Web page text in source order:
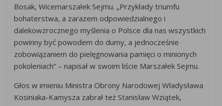
Bosak, Wicemarszałek Sejmu. „Przykłady triumfu
bohaterstwa, a zarazem odpowiedzialnego i
dalekowzrocznego myślenia o Polsce dla nas wszystkich
powinny być powodem do dumy, a jednocześnie
zobowiązaniem do pielęgnowania pamięci o minionych
pokoleniach” – napisał w swoim liście Marszałek Sejmu.
Głos w imieniu Ministra Obrony Narodowej Władysława
Kosiniaka-Kamysza zabrał też Stanisław Wziątek,